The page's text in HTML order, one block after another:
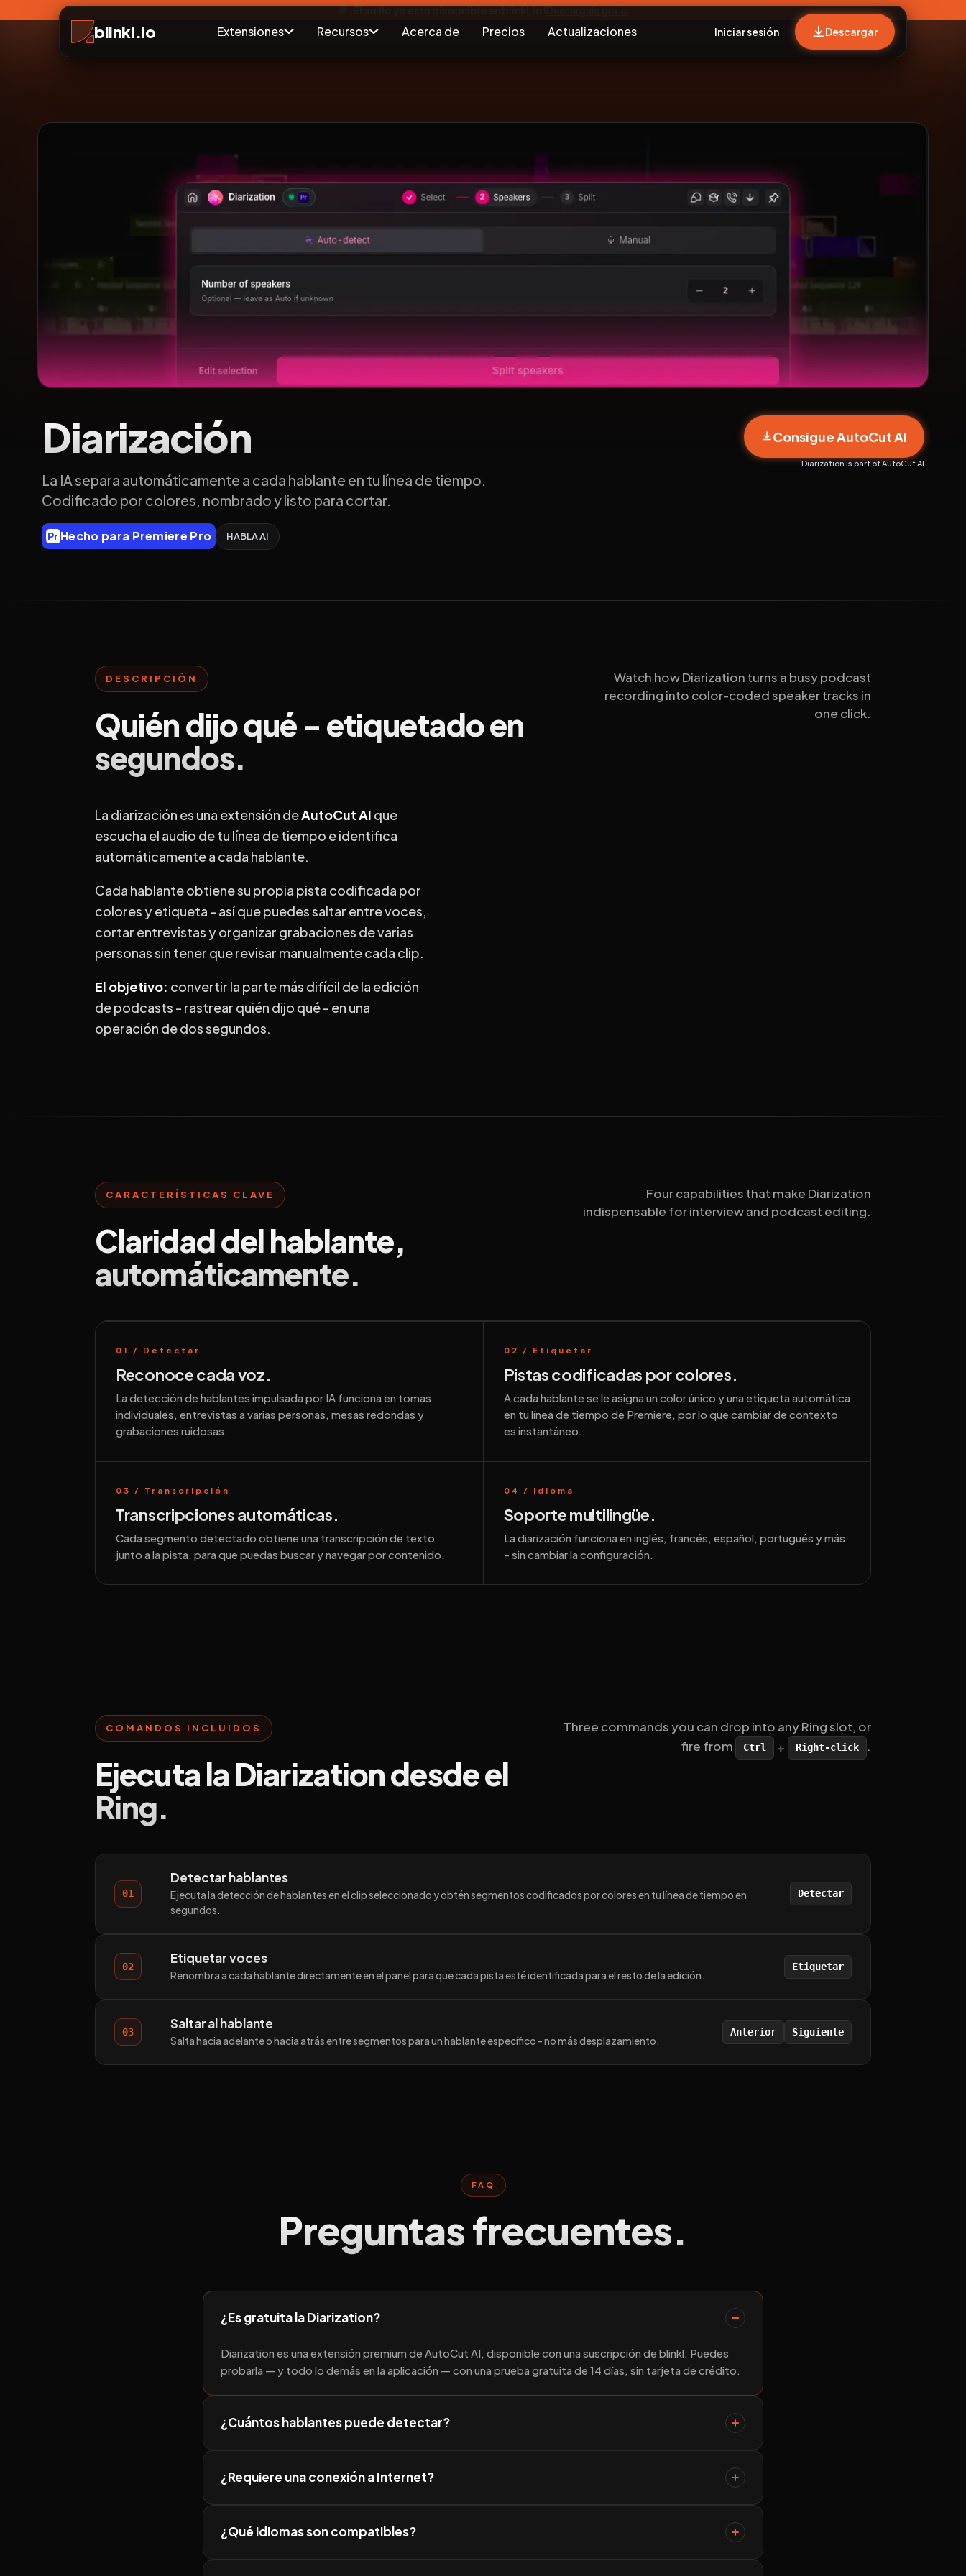
blinkl.io Extensiones Recursos Acerca de Precios Actualizaciones Iniciar sesión Descargar
🎉 ¡El anillo ya está disponible en blinkl.io!Descárgalo gratis
Diarización
La IA separa automáticamente a cada hablante en tu línea de tiempo.
Codificado por colores, nombrado y listo para cortar.
Pr Hecho para Premiere Pro HABLA AI
Consigue AutoCut AI
Diarization is part of AutoCut AI
DESCRIPCIÓN
Quién dijo qué - etiquetado en
segundos.
Watch how Diarization turns a busy podcast
recording into color-coded speaker tracks in
one click.
La diarización es una extensión deAutoCut AI que
escucha el audio de tu línea de tiempo e identifica
automáticamente a cada hablante.
Cada hablante obtiene su propia pista codificada por
colores y etiqueta - así que puedes saltar entre voces,
cortar entrevistas y organizar grabaciones de varias
personas sin tener que revisar manualmente cada clip.
El objetivo: convertir la parte más difícil de la edición
de podcasts - rastrear quién dijo qué - en una
operación de dos segundos.
CARACTERÍSTICAS CLAVE
Claridad del hablante,
automáticamente.
Four capabilities that make Diarization
indispensable for interview and podcast editing.
01 / Detectar
Reconoce cada voz.
La detección de hablantes impulsada por IA funciona en tomas
individuales, entrevistas a varias personas, mesas redondas y
grabaciones ruidosas.
02 / Etiquetar
Pistas codificadas por colores.
A cada hablante se le asigna un color único y una etiqueta automática
en tu línea de tiempo de Premiere, por lo que cambiar de contexto
es instantáneo.
03 / Transcripción
Transcripciones automáticas.
Cada segmento detectado obtiene una transcripción de texto
junto a la pista, para que puedas buscar y navegar por contenido.
04 / Idioma
Soporte multilingüe.
La diarización funciona en inglés, francés, español, portugués y más
- sin cambiar la configuración.
COMANDOS INCLUIDOS
Ejecuta la Diarization desde el
Ring.
Three commands you can drop into any Ring slot, or
fire from
Ctrl + Right-click .
01
Detectar hablantes
Ejecuta la detección de hablantes en el clip seleccionado y obtén segmentos codificados por colores en tu línea de tiempo en
segundos.
Detectar
02
Etiquetar voces
Renombra a cada hablante directamente en el panel para que cada pista esté identificada para el resto de la edición.
Etiquetar
03
Saltar al hablante
Salta hacia adelante o hacia atrás entre segmentos para un hablante específico - no más desplazamiento.
Anterior Siguiente
FAQ
Preguntas frecuentes.
¿Es gratuita la Diarization?
Diarization es una extensión premium de AutoCut AI, disponible con una suscripción de blinkl. Puedes
probarla — y todo lo demás en la aplicación — con una prueba gratuita de 14 días, sin tarjeta de crédito.
¿Cuántos hablantes puede detectar?
¿Requiere una conexión a Internet?
¿Qué idiomas son compatibles?